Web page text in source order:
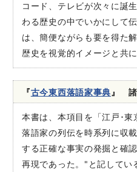
コード、テレビが次々に誕
わる歴史の中でいかにして
は、簡便ながらも要を得た
歴史を視覚的イメージと共
『古今東西落語家事典 』 諸
本書は、本項目を「江戸･東
落語家の列伝を時系列に収
する正確な事実の発掘と確
再現であった。"と記してい